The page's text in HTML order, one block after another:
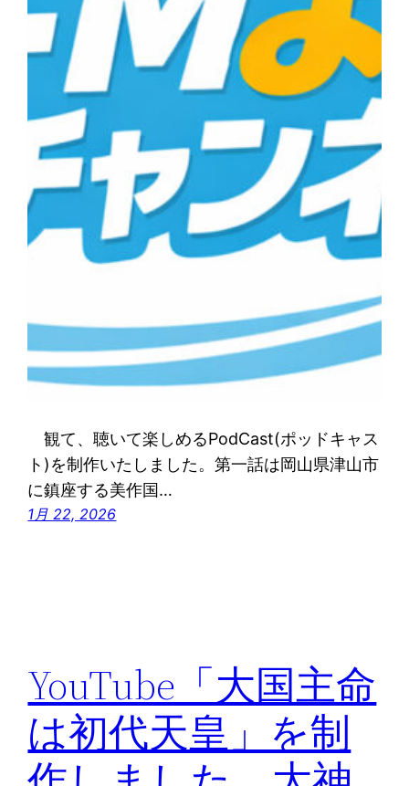
観て、聴いて楽しめるPodCast(ポッドキャス
ト)を制作いたしました。第一話は岡山県津山市
に鎮座する美作国…
1月 22, 2026
YouTube「大国主命
は初代天皇」を制